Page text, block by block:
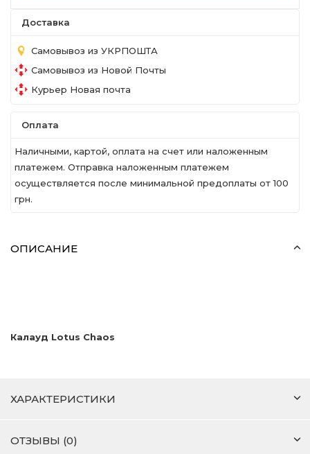
Доставка
Самовывоз из УКРПОШТА
Самовывоз из Новой Почты
Курьер Новая почта
Оплата
Наличными, картой, оплата на счет или наложенным
платежем. Отправка наложенным платежем
осуществляется после минимальной предоплаты от 100
грн.
ОПИСАНИЕ
Калауд Lotus Chaos
ХАРАКТЕРИСТИКИ
ОТЗЫВЫ (0)